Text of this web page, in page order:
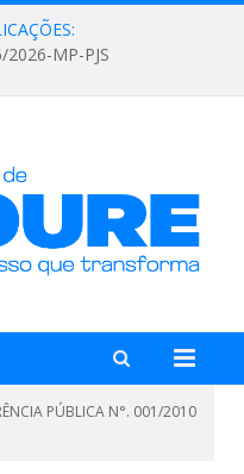
MP-PJS
PÚBLICA N°. 001/2010